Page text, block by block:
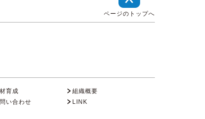
ページのトップへ
育成
組織概要
い合わせ
LINK